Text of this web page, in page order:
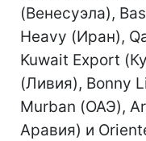
(Венесуэла),
Heavy (Иран),
Kuwait Export
(Ливия), Bonny
Murban (ОАЭ),
Аравия) и